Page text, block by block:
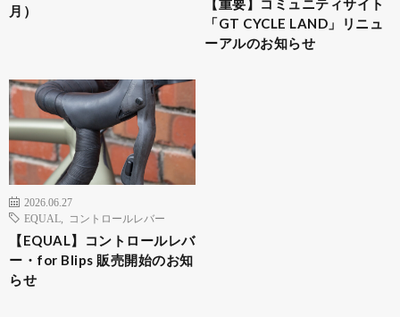
月）
【重要】コミュニティサイト
「GT CYCLE LAND」リニュ
ーアルのお知らせ
2026.06.27
EQUAL
コントロールレバー
【EQUAL】コントロールレバ
ー・for Blips 販売開始のお知
らせ